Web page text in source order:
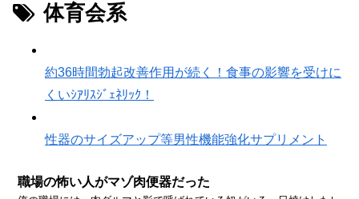
体育会系
約36時間勃起改善作用が続く！食事の影響を受けに
くいｼｱﾘｽｼﾞｪﾈﾘｯｸ！
性器のサイズアップ等男性機能強化サプリメント
職場の怖い人がマゾ肉便器だった